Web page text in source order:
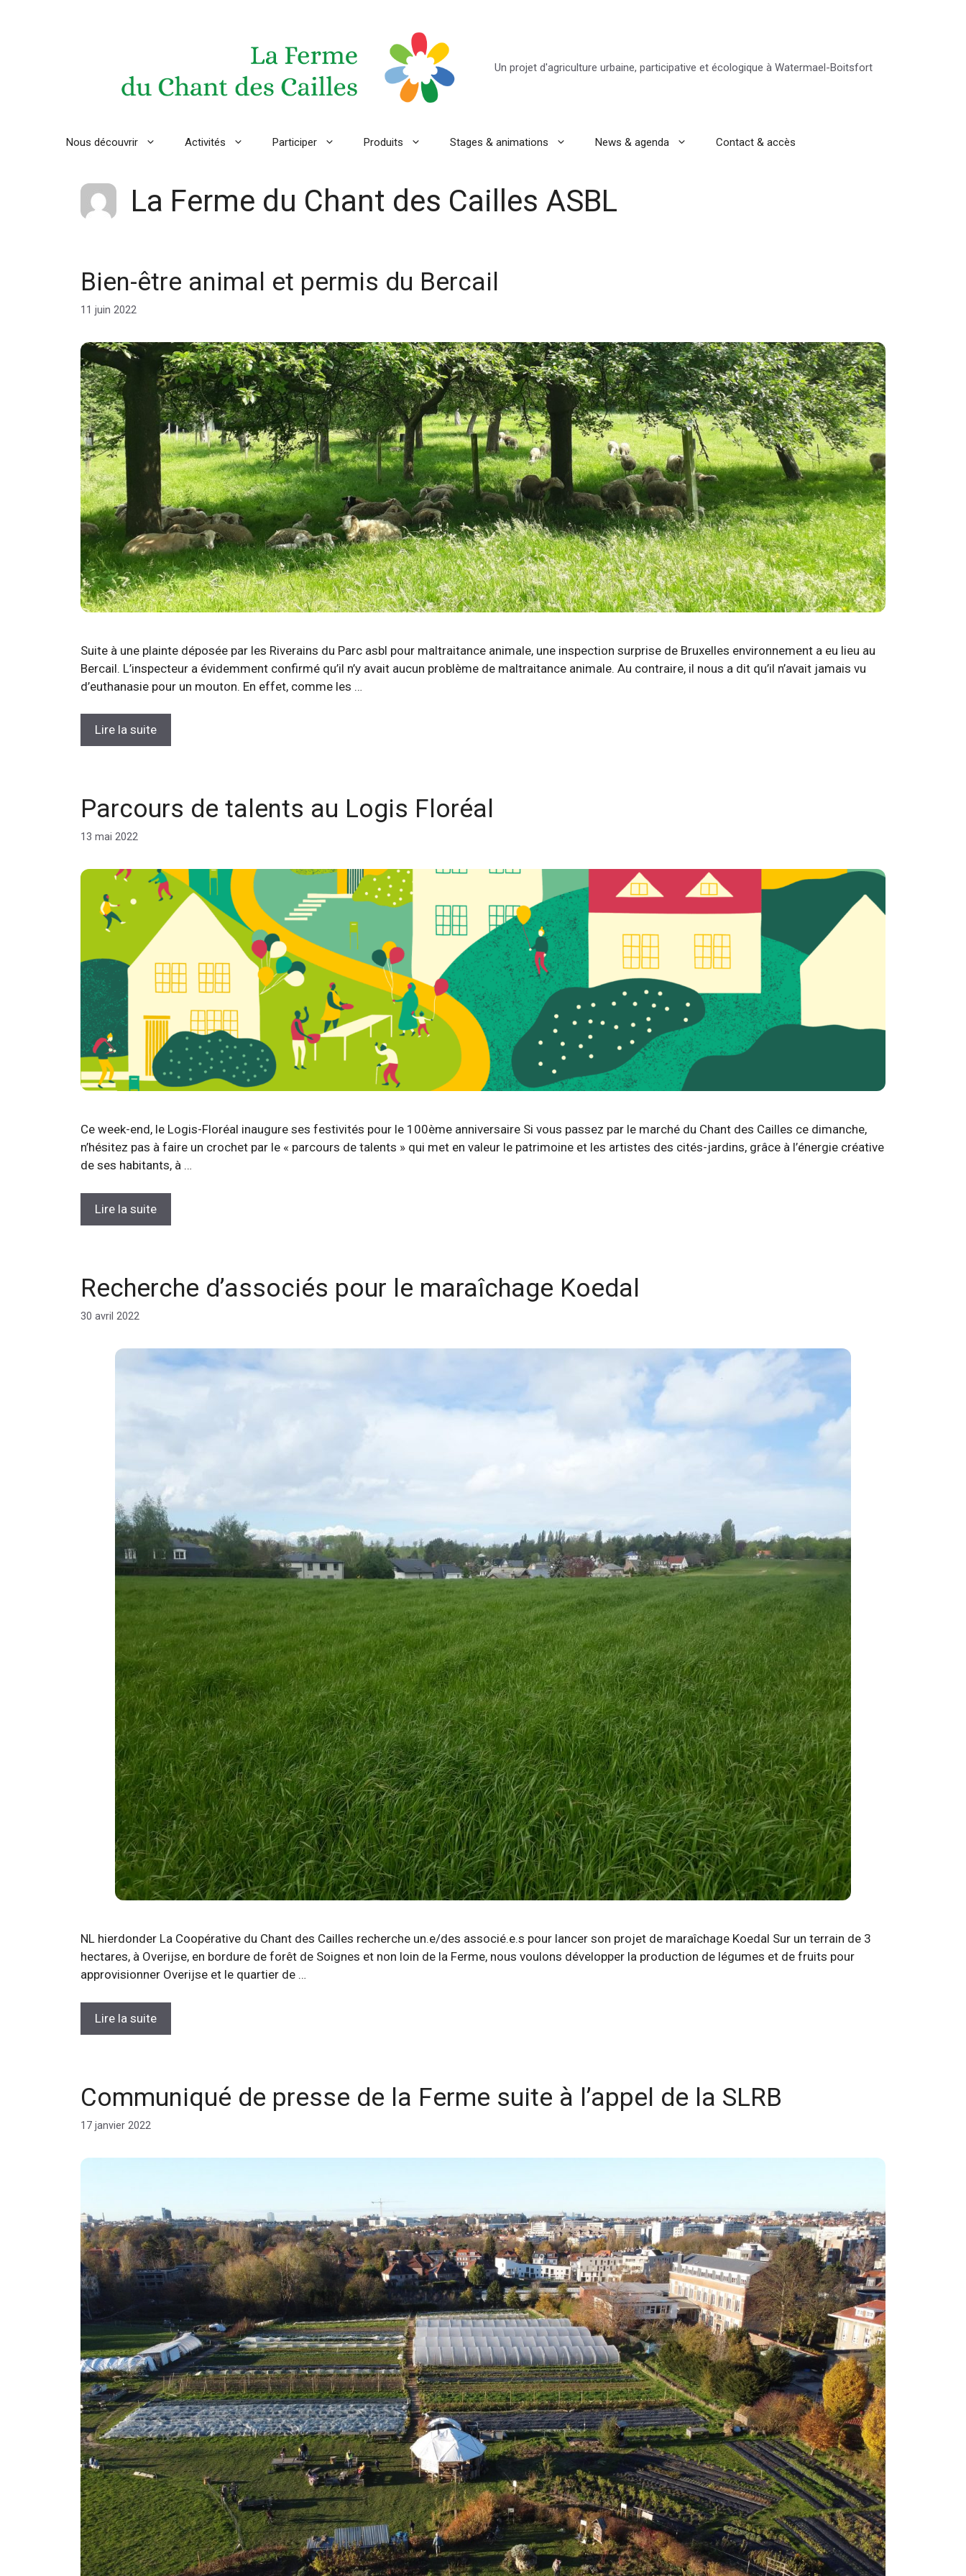
Un projet d'agriculture urbaine, participative et écologique à Watermael-Boitsfort
Nous découvrir Activités Participer Produits Stages & animations News & agenda Contact & accès
La Ferme du Chant des Cailles ASBL
Bien-être animal et permis du Bercail
11 juin 2022
Suite à une plainte déposée par les Riverains du Parc asbl pour maltraitance animale, une inspection surprise de Bruxelles environnement a eu lieu au
Bercail. L’inspecteur a évidemment confirmé qu’il n’y avait aucun problème de maltraitance animale. Au contraire, il nous a dit qu’il n’avait jamais vu
d’euthanasie pour un mouton. En effet, comme les …
Lire la suite
Parcours de talents au Logis Floréal
13 mai 2022
Ce week-end, le Logis-Floréal inaugure ses festivités pour le 100ème anniversaire Si vous passez par le marché du Chant des Cailles ce dimanche,
n’hésitez pas à faire un crochet par le « parcours de talents » qui met en valeur le patrimoine et les artistes des cités-jardins, grâce à l’énergie créative
de ses habitants, à …
Lire la suite
Recherche d’associés pour le maraîchage Koedal
30 avril 2022
NL hierdonder La Coopérative du Chant des Cailles recherche un.e/des associé.e.s pour lancer son projet de maraîchage Koedal Sur un terrain de 3
hectares, à Overijse, en bordure de forêt de Soignes et non loin de la Ferme, nous voulons développer la production de légumes et de fruits pour
approvisionner Overijse et le quartier de …
Lire la suite
Communiqué de presse de la Ferme suite à l’appel de la SLRB
17 janvier 2022